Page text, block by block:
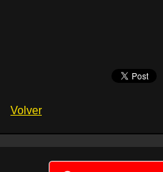
Volver